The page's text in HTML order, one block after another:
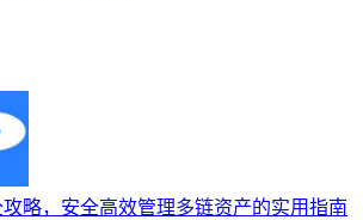
略，安全高效管理多链资产的实用指南